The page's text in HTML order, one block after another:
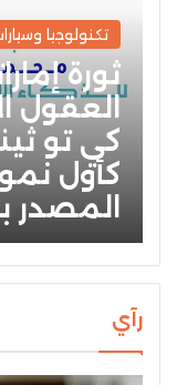
تكنولوجيا
ثورة
العقول
كي تو
كأول
المصدر
رآي